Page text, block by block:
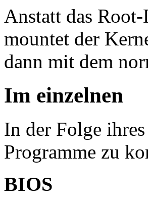
Anstatt das
mountet der
dann mit dem
Im einzelnen
In der Folge
Programme zu
BIOS